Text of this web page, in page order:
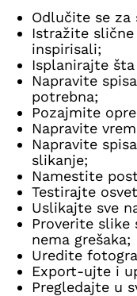
Odlučite se za
Istražite
inspirisali;
Isplanirajte
Napravite
potrebna;
Pozajmite
Napravite
Napravite
slikanje;
Namestite
Testirajte
Uslikajte sve
Proverite slike
nema grešaka;
Uredite
Export-ujte i
Pregledajte u